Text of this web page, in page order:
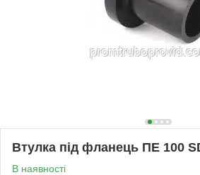
Втулка під фланець ПЕ 100
В наявності